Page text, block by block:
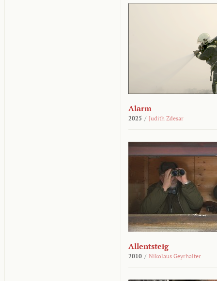
Alarm
2025 / Judith Zdesar
Allentsteig
2010 / Nikolaus Geyrhalter